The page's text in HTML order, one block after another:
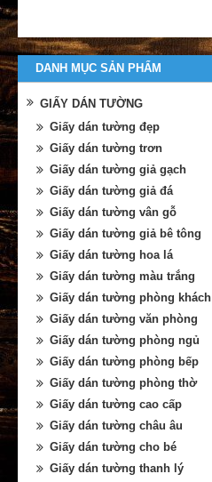
DANH MỤC SẢN PHẨM
GIẤY DÁN TƯỜNG
Giấy dán tường đẹp
Giấy dán tường trơn
Giấy dán tường giả gạch
Giấy dán tường giả đá
Giấy dán tường vân gỗ
Giấy dán tường giả bê tông
Giấy dán tường hoa lá
Giấy dán tường màu trắng
Giấy dán tường phòng khách
Giấy dán tường văn phòng
Giấy dán tường phòng ngủ
Giấy dán tường phòng bếp
Giấy dán tường phòng thờ
Giấy dán tường cao cấp
Giấy dán tường châu âu
Giấy dán tường cho bé
Giấy dán tường thanh lý